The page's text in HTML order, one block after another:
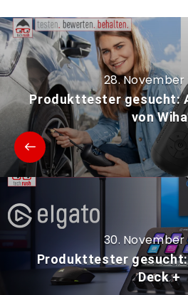
28. November
Produkttester gesucht:
von Wiha
30. November
Produkttester
Deck +